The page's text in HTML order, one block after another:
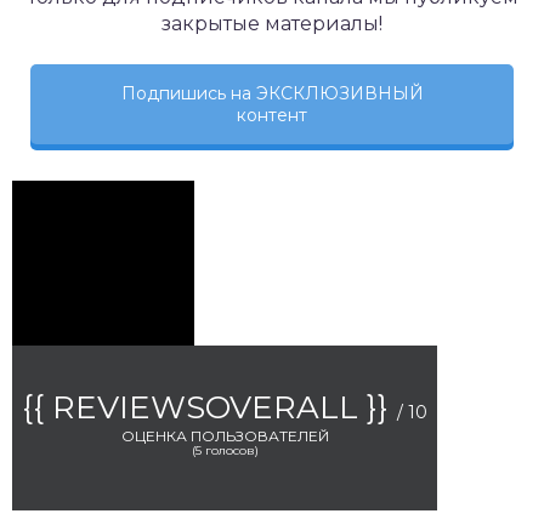
закрытые материалы!
Подпишись на ЭКСКЛЮЗИВНЫЙ
контент
{{ REVIEWSOVERALL }} / 10
ОЦЕНКА ПОЛЬЗОВАТЕЛЕЙ
(5голосов)